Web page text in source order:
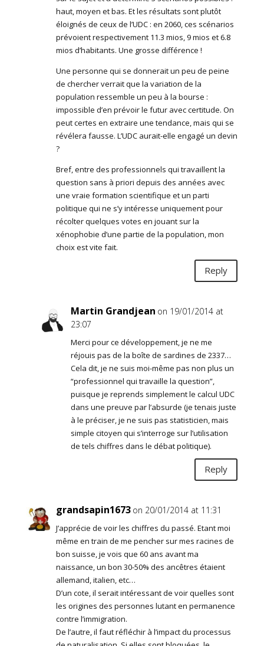
haut, moyen et bas. Et les résultats sont plutôt
éloignés de ceux de l’UDC : en 2060, ces scénarios
prévoient respectivement 11.3 mios, 9 mios et 6.8
mios d’habitants. Une grosse différence !
Une personne qui se donnerait un peu de peine
de chercher verrait que la variation de la
population ressemble un peu à la bourse :
impossible d’en prévoir le futur avec certitude. On
peut certes en extraire une tendance, mais qui se
révélera fausse. L’UDC aurait-elle engagé un devin
?
Bref, entre des professionnels qui travaillent la
question sans à priori depuis des années avec
une vraie formation scientifique et un parti
politique qui ne s’y intéresse uniquement pour
récolter quelques votes en jouant sur la
xénophobie d’une partie de la population, mon
choix est vite fait.
Reply
Martin Grandjean on 19/01/2014 at
23:07
Merci pour ce développement, je ne me
réjouis pas de la boîte de sardines de 2337…
Cela dit, je ne suis moi-même pas non plus un
“professionnel qui travaille la question”,
puisque je reprends simplement le calcul UDC
dans une preuve par l’absurde (je tenais juste
à le préciser, je ne suis pas statisticien, mais
simple citoyen qui s’interroge sur l’utilisation
de tels chiffres dans le débat politique).
Reply
grandsapin1673 on 20/01/2014 at 11:31
J’apprécie de voir les chiffres du passé. Etant moi
même en train de me pencher sur mes racines de
bon suisse, je vois que 60 ans avant ma
naissance, un bon 30-50% des ancêtres étaient
allemand, italien, etc…
D’un cote, il serait intéressant de voir quelles sont
les origines des personnes lutant en permanence
contre l’immigration.
De l’autre, il faut réfléchir à l’impact du processus